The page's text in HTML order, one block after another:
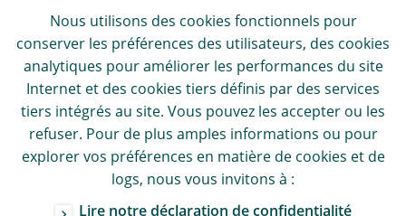
Nous utilisons des cookies fonctionnels pour
conserver les préférences des utilisateurs, des cookies
analytiques pour améliorer les performances du site
Internet et des cookies tiers définis par des services
tiers intégrés au site. Vous pouvez les accepter ou les
refuser. Pour de plus amples informations ou pour
explorer vos préférences en matière de cookies et de
logs, nous vous invitons à :
Lire notre déclaration de confidentialité